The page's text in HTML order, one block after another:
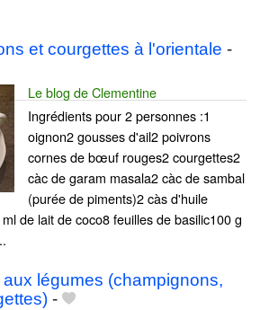
et courgettes à l'orientale -
Le blog de Clementine
Ingrédients pour 2 personnes :1
oignon2 gousses d'ail2 poivrons
cornes de bœuf rouges2 courgettes2
càc de garam masala2 càc de sambal
(purée de piments)2 càs d'huile
de lait de coco8 feuilles de basilic100 g
légumes (champignons,
-